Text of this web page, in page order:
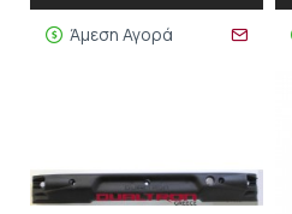
Άμεση Αγορά